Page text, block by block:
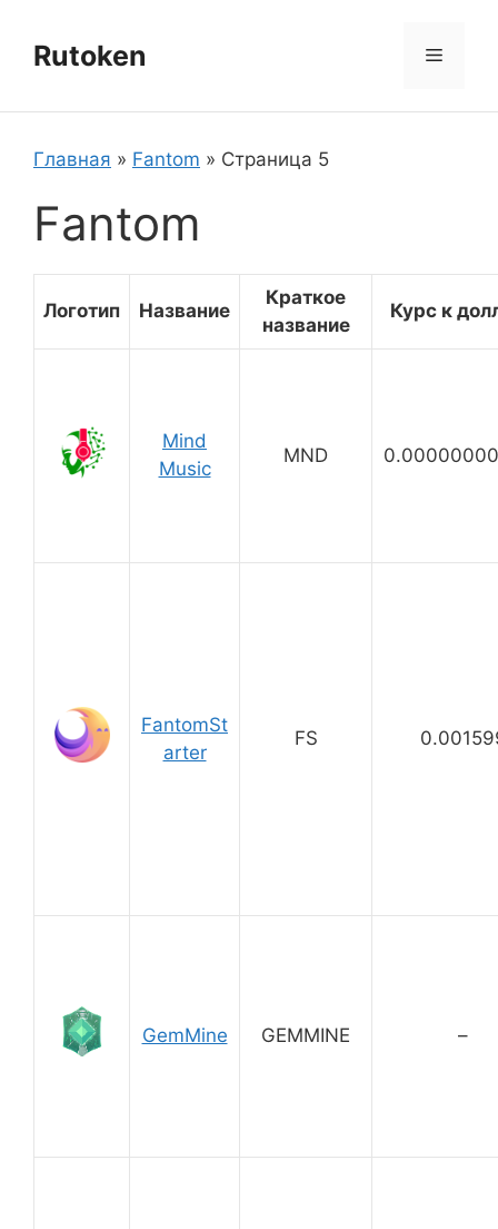
содержимому
Rutoken Меню
Главная » Fantom » Страница 5
Fantom
Логотип Название
Краткое
название
Курс к
Mind
Music
MND
FantomSt
arter
FS
GemMine GEMMINE –